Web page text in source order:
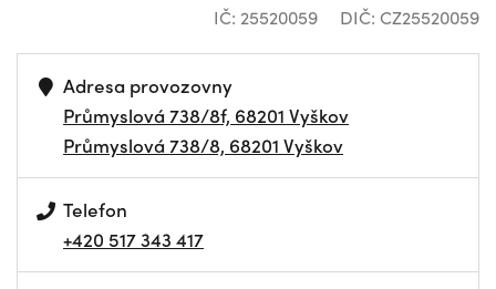
IČ: 25520059 DIČ: CZ25520059
Adresa provozovny
Průmyslová 738/8f, 68201 Vyškov
Průmyslová 738/8, 68201 Vyškov
Telefon
+420 517 343 417